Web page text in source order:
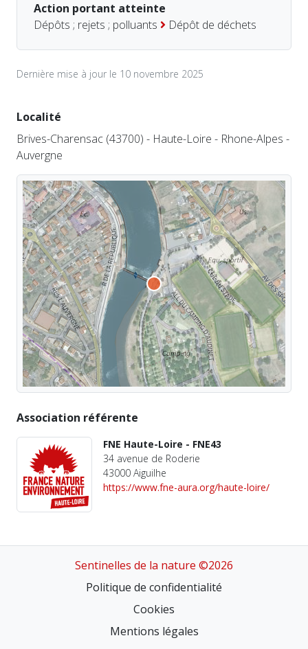
Action portant atteinte
Dépôts ; rejets ; polluants
Dépôt de déchets
Dernière mise à jour le 10 novembre 2025
Localité
Brives-Charensac (43700) - Haute-Loire - Rhone-Alpes -
Auvergne
Association référente
FNE Haute-Loire - FNE43
34 avenue de Roderie
43000 Aiguilhe
https://www.fne-aura.org/haute-loire/
Sentinelles de la nature ©2026
Politique de confidentialité
Cookies
Mentions légales